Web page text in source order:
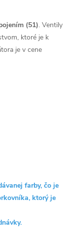
(51). Ventily
ktoré je k
je v cene
farby, čo je
ktorý je